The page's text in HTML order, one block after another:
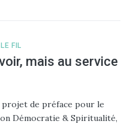
FIL
mais au service
projet de préface pour le
Démocratie & Spiritualité,